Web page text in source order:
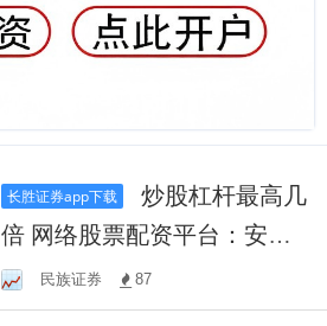
长胜证券app下载
炒股杠杆最高几
倍 网络股票配资平台：安全
高效，助您把握投资机遇！
民族证券 87